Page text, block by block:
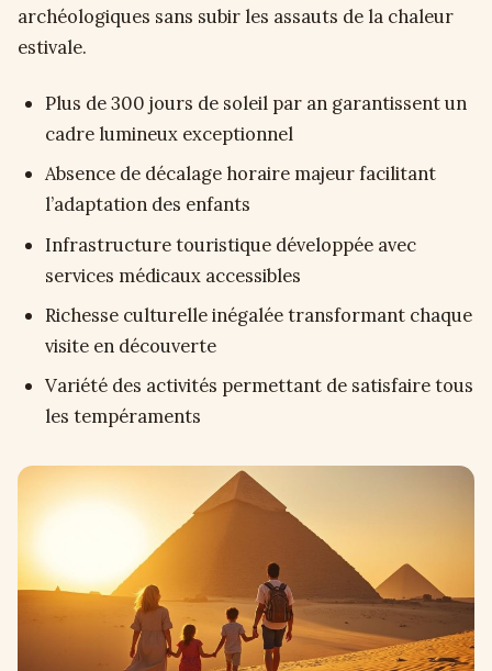
archéologiques sans subir les assauts de la chaleur
estivale.
Plus de 300 jours de soleil par an garantissent un
cadre lumineux exceptionnel
Absence de décalage horaire majeur facilitant
l’adaptation des enfants
Infrastructure touristique développée avec
services médicaux accessibles
Richesse culturelle inégalée transformant chaque
visite en découverte
Variété des activités permettant de satisfaire tous
les tempéraments